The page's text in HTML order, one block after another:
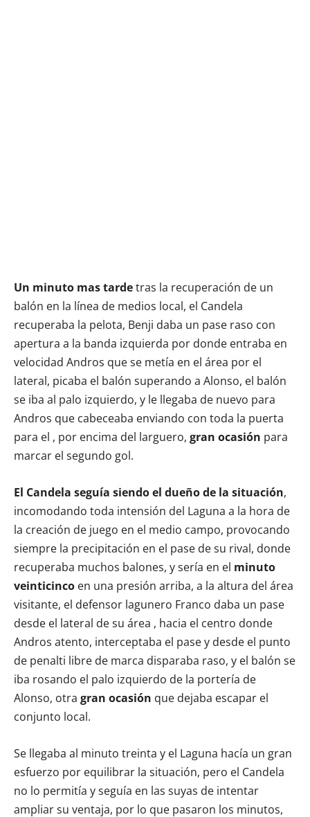
Un minuto mas tardetras la recuperación de un
balón en la línea de medios local, el Candela
recuperaba la pelota, Benji daba un pase raso con
apertura a la banda izquierda por donde entraba en
velocidad Andros que se metía en el área por el
lateral, picaba el balón superando a Alonso, el balón
se iba al palo izquierdo, y le llegaba de nuevo para
Andros que cabeceaba enviando con toda la puerta
para el , por encima del larguero, gran ocasión para
marcar el segundo gol.
El Candela seguía siendo el dueño de la situación,
incomodando toda intensión del Laguna a la hora de
la creación de juego en el medio campo, provocando
siempre la precipitación en el pase de su rival, donde
recuperaba muchos balones, y sería en el minuto
veinticinco en una presión arriba, a la altura del área
visitante, el defensor lagunero Franco daba un pase
desde el lateral de su área , hacia el centro donde
Andros atento, interceptaba el pase y desde el punto
de penalti libre de marca disparaba raso, y el balón se
iba rosando el palo izquierdo de la portería de
Alonso, otra gran ocasión que dejaba escapar el
conjunto local.
Se llegaba al minuto treinta y el Laguna hacía un gran
esfuerzo por equilibrar la situación, pero el Candela
no lo permitía y seguía en las suyas de intentar
ampliar su ventaja, por lo que pasaron los minutos,